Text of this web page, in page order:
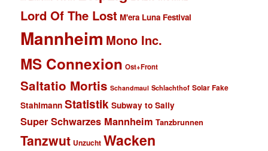
Lord Of The Lost M'era Luna Festival
Mannheim Mono Inc.
MS Connexion Ost+Front
Saltatio Mortis Schandmaul Schlachthof Solar Fake
Stahlmann Statistik Subway to Sally
Super Schwarzes Mannheim Tanzbrunnen
Tanzwut Unzucht Wacken